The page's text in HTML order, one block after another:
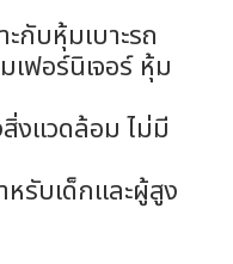
กับหุ้มเบาะรถ
เฟอร์นิเจอร์ หุ้ม
งแวดล้อม ไม่มี
รับเด็กและผู้สูง